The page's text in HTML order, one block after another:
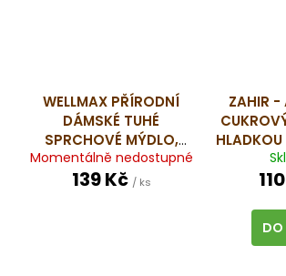
WELLMAX PŘÍRODNÍ
DÁMSKÉ TUHÉ
SPRCHOVÉ MÝDLO,
MANGO-MARACUJA, 60
G
Momentálně nedostupné
139 Kč / ks
ZAHIR -
DO